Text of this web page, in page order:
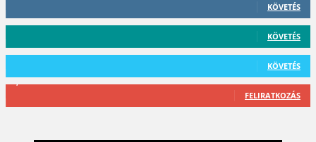
KÖVETÉS
59 Követő
KÖVETÉS
101 Követő
KÖVETÉS
2,589 Feliratkozó
FELIRATKOZÁS